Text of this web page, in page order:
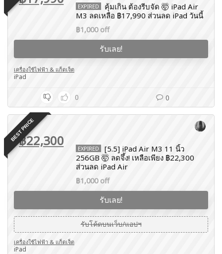
EXPIRED
คุ้มเกิน ต้องรีบจัด 🤯 iPad Air
M3 ลดเหลือ ฿17,990 ส่วนลด iPad วันนี้
฿1,000 off
รับเลย!
เครื่องใช้ไฟฟ้า & แก็ดเจ็ต
iPad
0 0
BEST PRICE
฿22,300 EXPIRED
[5.5] iPad Air M3 11 นิ้ว
256GB 🤯 ลดจึ้ง! เหลือเพียง ฿22,300
ส่วนลด iPad Air
฿1,000 off
รับเลย!
รับโค้ดบนเว็บ/แอปฯ
เครื่องใช้ไฟฟ้า & แก็ดเจ็ต
iPad